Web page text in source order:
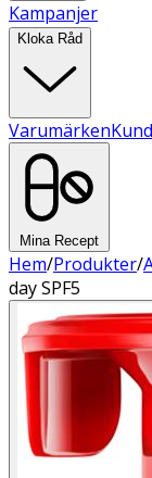
Kampanjer
Kloka Råd
Varumärken
Mina Recept
Hem/Produkter/
day SPF5